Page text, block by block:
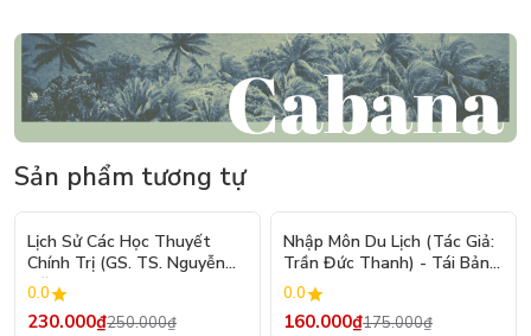
Sản phẩm tương tự
Lịch Sử Các Học Thuyết
Chính Trị (GS. TS. Nguyễn
Đăng Dung)
0.0
230.000₫250.000₫
- 9%
Nhập Môn Du Lịch (Tác Giả:
Trần Đức Thanh) - Tái Bản
2026
0.0
160.000₫175.000₫